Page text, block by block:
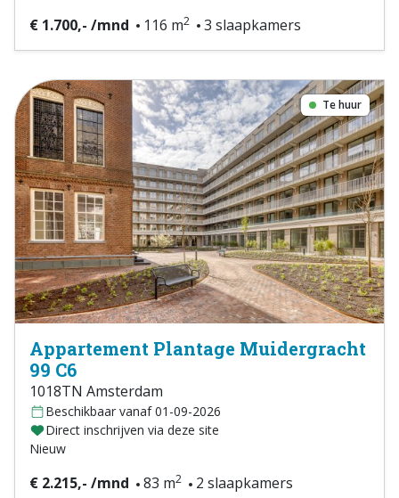
€ 1.700,- /mnd 116 m2 3 slaapkamers
Te huur
Appartement Plantage Muidergracht
99 C6
1018TN Amsterdam
Beschikbaar vanaf 01-09-2026
Direct inschrijven via deze site
Nieuw
€ 2.215,- /mnd 83 m2 2 slaapkamers